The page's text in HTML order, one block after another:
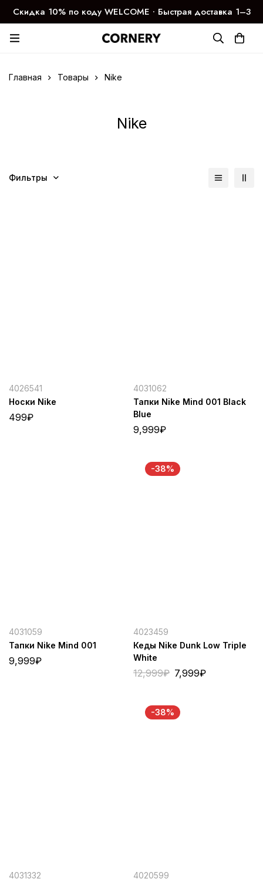
Скидка 10% по коду WELCOME ∙ Быстрая доставка 1–3
дня
Главная Товары Nike
Nike
Фильтры
4026541
Носки Nike
499₽
4031062
Тапки Nike Mind 001 Black
Blue
9,999₽
4031059
Тапки Nike Mind 001
9,999₽
-38%
4023459
Кеды Nike Dunk Low Triple
White
12,999₽ 7,999₽
4031332
-38%
4020599